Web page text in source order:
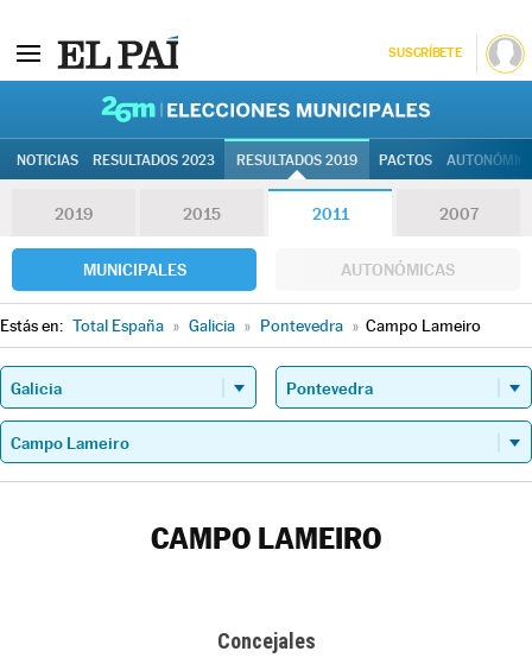
SUSCRÍBETE
NOTICIAS RESULTADOS 2023 RESULTADOS 2019 PACTOS
2019 2015 2011 2007
MUNICIPALES AUTONÓMICAS
Estás en: Total España » Galicia » Pontevedra » Campo Lameiro
CAMPO LAMEIRO
Concejales